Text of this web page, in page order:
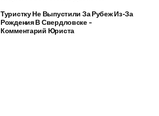
Туристку Не Выпустили За Рубеж Из-За
Рождения В Свердловске –
Комментарий Юриста